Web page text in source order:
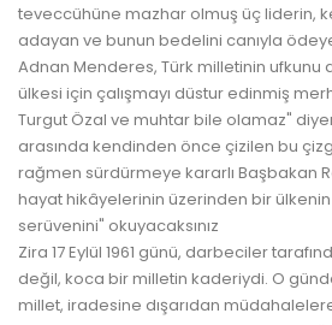
teveccühüne mazhar olmuş üç liderin,
adayan ve bunun bedelini canıyla
Adnan Menderes, Türk milletinin ufkunu
ülkesi için çalışmayı düstur edinmiş
Turgut Özal ve muhtar bile olamaz"
arasında kendinden önce çizilen bu
rağmen sürdürmeye kararlı Başbakan
hayat hikâyelerinin üzerinden bir
serüvenini" okuyacaksınız
Zira 17 Eylül 1961 günü, darbeciler
değil, koca bir milletin kaderiydi. O
millet, iradesine dışarıdan müdahalelere